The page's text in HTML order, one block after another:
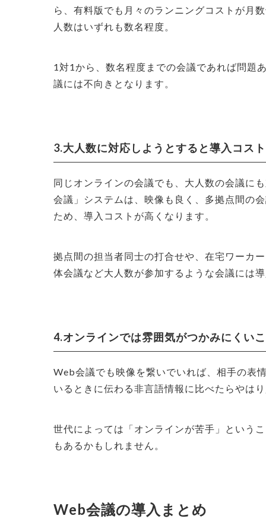
ら、有料版でも月々のランニングコストが月
人数はいずれも数名程度。
1対1から、数名程度までの会議であれば問題
議には不向きとなります。
3.大人数に対応しようとすると導入コス
同じオンラインの会議でも、大人数の会議に
会議」システムは、映像も良く、多拠点間の
ため、導入コストが高くなります。
拠点間の担当者同士の打合せや、在宅ワーカ
体会議など大人数が参加するような会議には
4.オンラインでは雰囲気がつかみにくい
Web会議でも映像を繋いでいれば、相手の表
いるときに伝わる非言語情報に比べたらやは
世代によっては「オンラインが苦手」という
もあるかもしれません。
Web会議の導入まとめ